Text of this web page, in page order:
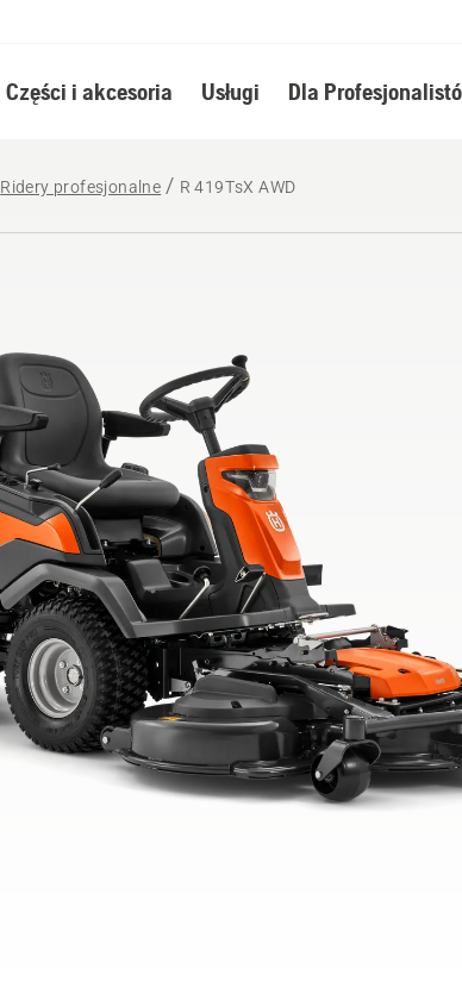
Części i akcesoria Usługi Dla
Ridery profesjonalne R 419TsX AWD